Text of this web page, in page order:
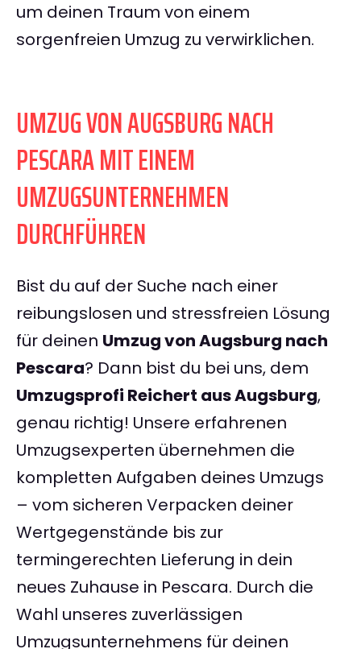
um deinen Traum von einem
sorgenfreien Umzug zu verwirklichen.
UMZUG VON AUGSBURG NACH
PESCARA MIT EINEM
UMZUGSUNTERNEHMEN
DURCHFÜHREN
Bist du auf der Suche nach einer
reibungslosen und stressfreien Lösung
für deinen Umzug von Augsburg nach
Pescara? Dann bist du bei uns, dem
Umzugsprofi Reichert aus Augsburg,
genau richtig! Unsere erfahrenen
Umzugsexperten übernehmen die
kompletten Aufgaben deines Umzugs
– vom sicheren Verpacken deiner
Wertgegenstände bis zur
termingerechten Lieferung in dein
neues Zuhause in Pescara. Durch die
Wahl unseres zuverlässigen
Umzugsunternehmens für deinen